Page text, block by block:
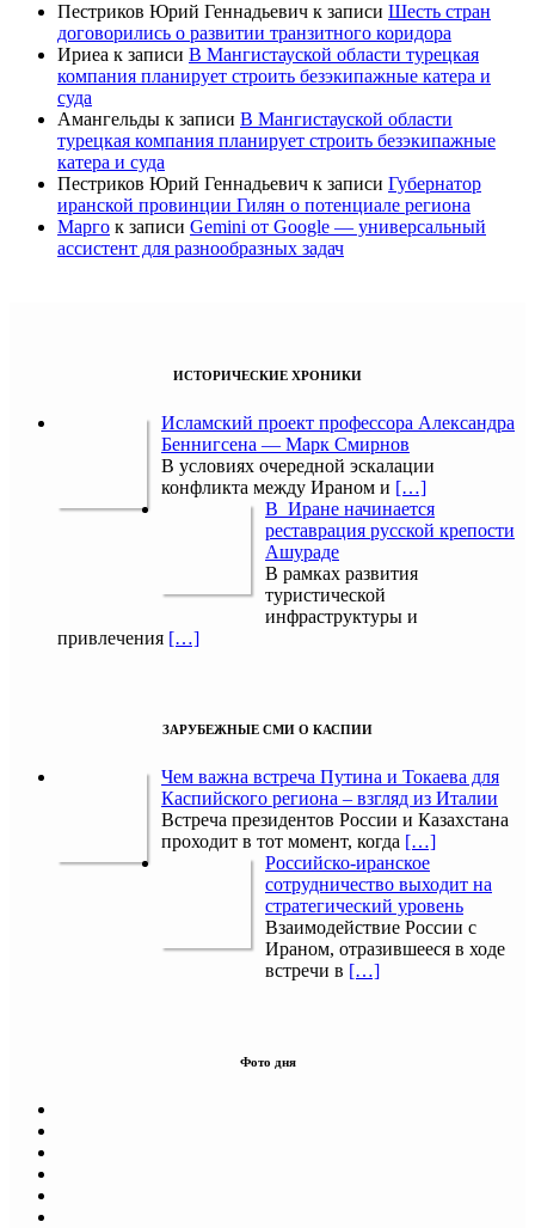
Пестриков Юрий Геннадьевич к записи Шесть стран
договорились о развитии транзитного коридора
Ириеа к записи В Мангистауской области турецкая
компания планирует строить безэкипажные катера и
суда
Амангельды к записи В Мангистауской области
турецкая компания планирует строить безэкипажные
катера и суда
Пестриков Юрий Геннадьевич к записи Губернатор
иранской провинции Гилян о потенциале региона
Марго к записи Gemini от Google — универсальный
ассистент для разнообразных задач
ИСТОРИЧЕСКИЕ ХРОНИКИ
Исламский проект профессора Александра
Беннигсена — Марк Смирнов
В условиях очередной эскалации
конфликта между Ираном и […]
В Иране начинается
реставрация русской крепости
Ашураде
В рамках развития
туристической
инфраструктуры и
привлечения […]
ЗАРУБЕЖНЫЕ СМИ О КАСПИИ
Чем важна встреча Путина и Токаева для
Каспийского региона – взгляд из Италии
Встреча президентов России и Казахстана
проходит в тот момент, когда […]
Российско-иранское
сотрудничество выходит на
стратегический уровень
Взаимодействие России с
Ираном, отразившееся в ходе
встречи в […]
Фото дня